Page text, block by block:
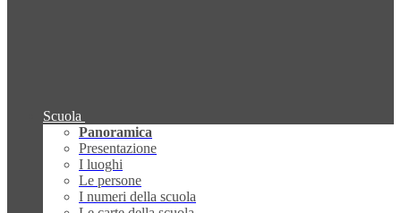
Scuola
Panoramica
Presentazione
I luoghi
Le persone
I numeri della scuola